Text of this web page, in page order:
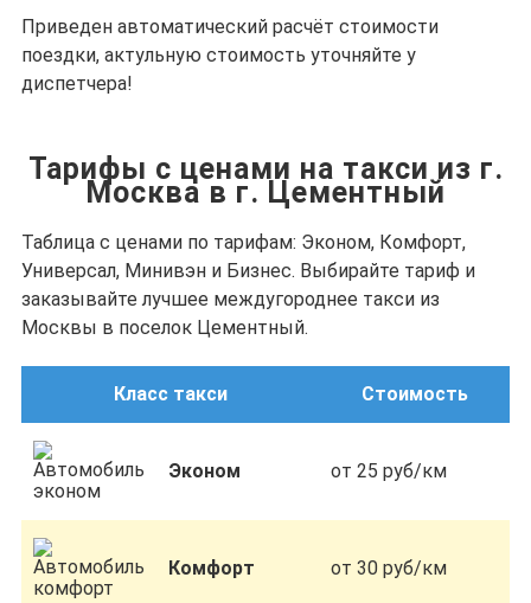
Приведен автоматический расчёт стоимости
поездки, актульную стоимость уточняйте у
диспетчера!
Тарифы с ценами на такси из г.
Москва в г. Цементный
Таблица с ценами по тарифам: Эконом, Комфорт,
Универсал, Минивэн и Бизнес. Выбирайте тариф и
заказывайте лучшее междугороднее такси из
Москвы в поселок Цементный.
Класс такси Стоимость
Эконом от 25 руб/км
Комфорт от 30 руб/км